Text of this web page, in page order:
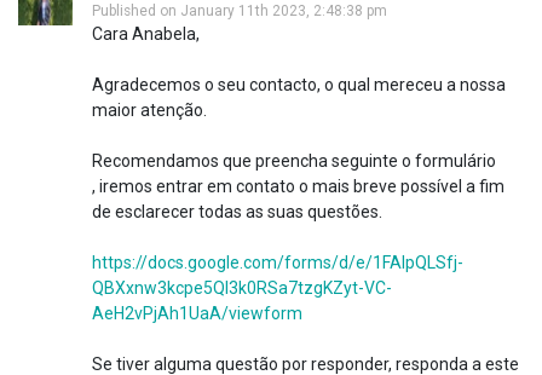
Published on January 11th 2023, 2:48:38 pm
Cara Anabela,
Agradecemos o seu contacto, o qual mereceu a nossa
maior atenção.
Recomendamos que preencha seguinte o formulário
, iremos entrar em contato o mais breve possível a fim
de esclarecer todas as suas questões.
https://docs.google.com/forms/d/e/1FAIpQLSfj-
QBXxnw3kcpe5Ql3k0RSa7tzgKZyt-VC-
AeH2vPjAh1UaA/viewform
Se tiver alguma questão por responder, responda a este